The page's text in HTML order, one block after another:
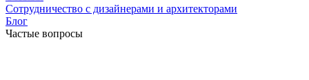
Сотрудничество с дизайнерами и архитекторами
Блог
Частые вопросы